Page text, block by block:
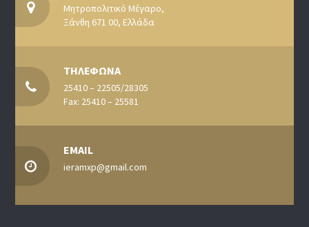
Μητροπολιτικό Μέγαρο,
Ξάνθη 671 00, Ελλάδα
ΤΗΛΕΦΩΝΑ
25410 – 22505/28305
Fax: 25410 – 25581
EMAIL
ieramxp@gmail.com